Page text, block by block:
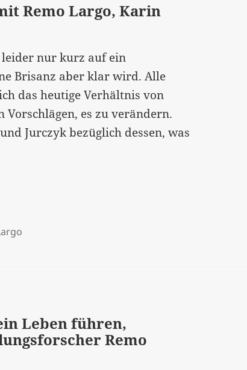
Remo Largo, Karin
leider nur kurz auf ein
Brisanz aber klar wird. Alle
das heutige Verhältnis von
es zu verändern.
Jurczyk bezüglich dessen, was
Leben führen,
Remo